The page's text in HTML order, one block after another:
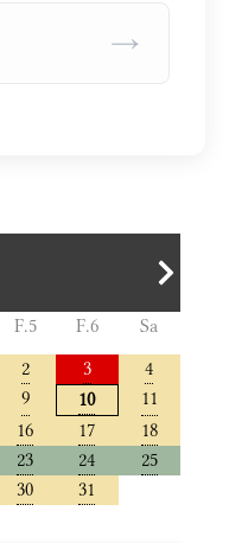
→
F.5 F.6
Sa
2 3
4
9 10
11
16 17
18
23 24
25
30 31